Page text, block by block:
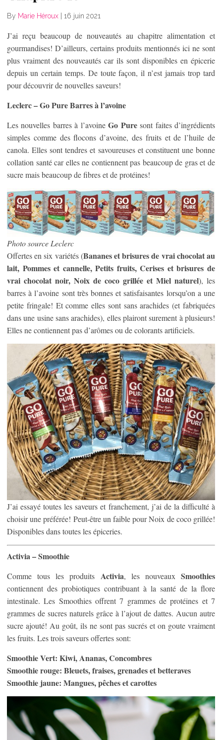
By Marie Héroux | 16 juin 2021
J’ai reçu beaucoup de nouveautés au chapitre alimentation et
gourmandises! D’ailleurs, certains produits mentionnés ici ne sont
plus vraiment des nouveautés car ils sont disponibles en épicerie
depuis un certain temps. De toute façon, il n’est jamais trop tard
pour découvrir de nouvelles saveurs!
Leclerc – Go Pure Barres à l’avoine
Les nouvelles barres à l’avoineGo Puresont faites d’ingrédients
simples comme des flocons d’avoine, des fruits et de l’huile de
canola. Elles sont tendres et savoureuses et constituent une bonne
collation santé car elles ne contiennent pas beaucoup de gras et de
sucre mais beaucoup de fibres et de protéines!
Photo source Leclerc
Offertes en six variétés (Bananes et brisures de vrai chocolat au
lait, Pommes et cannelle, Petits fruits, Cerises et brisures de
vrai chocolat noir, Noix de coco grillée et Miel naturel), les
barres à l’avoine sont très bonnes et satisfaisantes lorsqu’on a une
petite fringale! Et comme elles sont sans arachides (et fabriquées
dans une usine sans arachides), elles plairont surement à plusieurs!
Elles ne contiennent pas d’arômes ou de colorants artificiels.
J’ai essayé toutes les saveurs et franchement, j’ai de la difficulté à
choisir une préférée! Peut-être un faible pour Noix de coco grillée!
Disponibles dans toutes les épiceries.
Activia – Smoothie
Comme tous les produits Activia, les nouveauxSmoothies
contiennent des probiotiques contribuant à la santé de la flore
intestinale. Les Smoothies offrent 7 grammes de protéines et 7
grammes de sucres naturels grâce à l’ajout de dattes. Aucun autre
sucre ajouté! Au goût, ils ne sont pas sucrés et on goute vraiment
les fruits. Les trois saveurs offertes sont:
Smoothie Vert: Kiwi, Ananas, Concombres
Smoothie rouge: Bleuets, fraises, grenades et betteraves
Smoothie jaune: Mangues, pêches et carottes